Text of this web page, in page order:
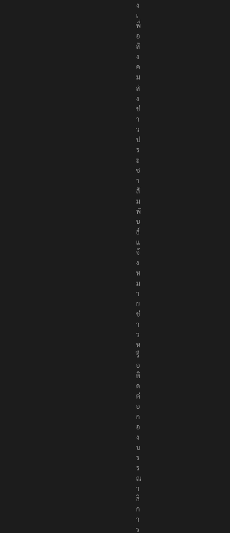
เ
พื่
อ
สั
ง
ค
ม
ส่
ง
ข่
า
ว
ป
ร
ะ
ช
า
สั
ม
พั
น
ธ์
แ
จ้
ง
ห
ม
า
ย
ข่
า
ว
ห
รื
อ
ติ
ด
ต่
อ
ก
อ
ง
บ
ร
ร
ณ
า
ธิ
ก
า
ร
ที่